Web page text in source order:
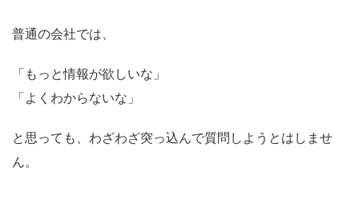
普通の会社では、
「もっと情報が欲しいな」
「よくわからないな」
と思っても、わざわざ突っ込んで質問しようとはしませ
ん。